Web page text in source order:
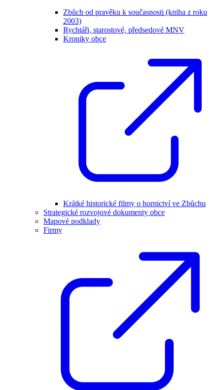
Zbůch od pravěku k současnosti (kniha z roku
2003)
Rychtáři, starostové, předsedové MNV
Kroniky obce
Krátké historické filmy o hornictví ve Zbůchu
Strategické rozvojové dokumenty obce
Mapové podklady
Firmy